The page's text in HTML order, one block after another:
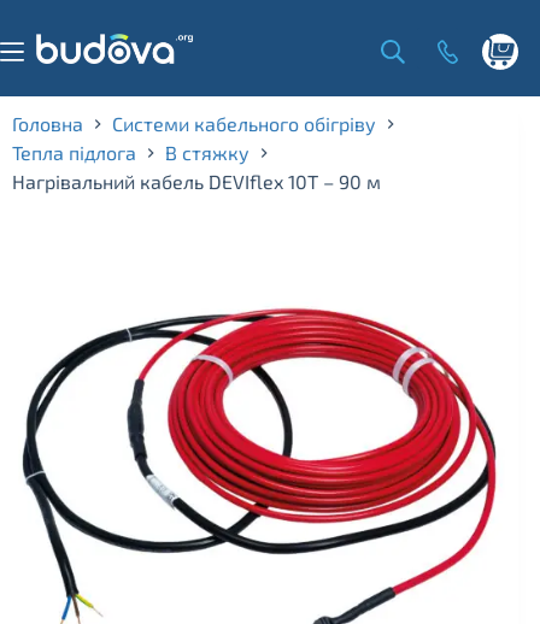
content
Головна
Системи кабельного обігріву
Тепла підлога
В стяжку
Нагрівальний кабель DEVIflex 10Т – 90 м